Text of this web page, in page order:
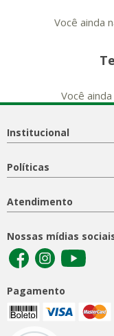
Você ainda
Você
Institucional
Políticas
Atendimento
Nossas mídias
Pagamento